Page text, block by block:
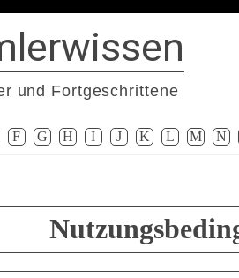
und Fortgeschrittene
F G H I J K L M N